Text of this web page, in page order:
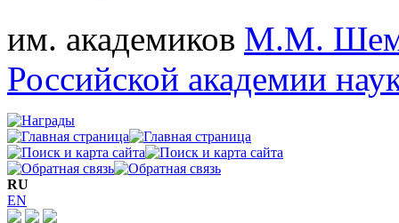
им. академиков М.М.
Российской академии
RU
EN